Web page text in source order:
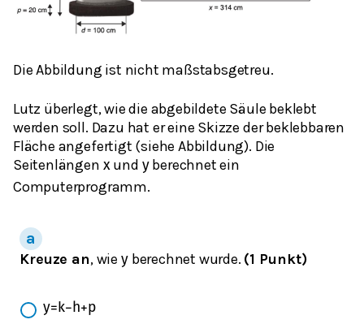
Die Abbildung ist nicht maßstabsgetreu.
Lutz überlegt, wie die abgebildete Säule beklebt
werden soll. Dazu hat er eine Skizze der beklebbaren
Fläche angefertigt (siehe Abbildung). Die
Seitenlängen xund yberechnet ein
Computerprogramm.
Kreuze an, wie yberechnet wurde. (1 Punkt)
y= k− h+p